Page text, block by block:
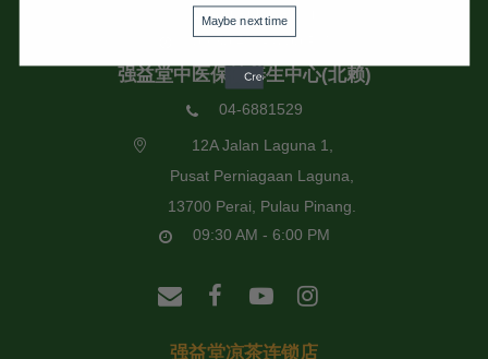
11600 Pulau Pinang.
09:30 AM - 6:00 PM
强益堂中医保健养生中心(北赖)
04-6881529
12A Jalan Laguna 1,
Pusat Perniagaan Laguna,
13700 Perai, Pulau Pinang.
09:30 AM - 6:00 PM
强益堂凉茶连锁店
Maybe next time